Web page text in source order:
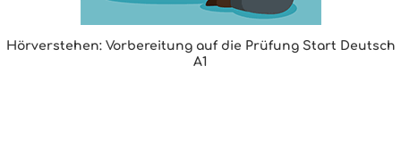
Hörverstehen: Vorbereitung auf die Prüfung Start Deutsch
A1